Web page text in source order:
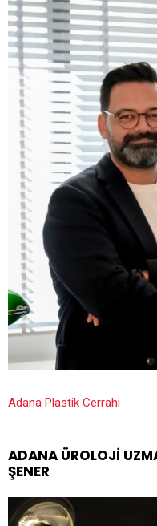
Adana Plastik Cerrahi
ADANA ÜROLOJI
ŞENER